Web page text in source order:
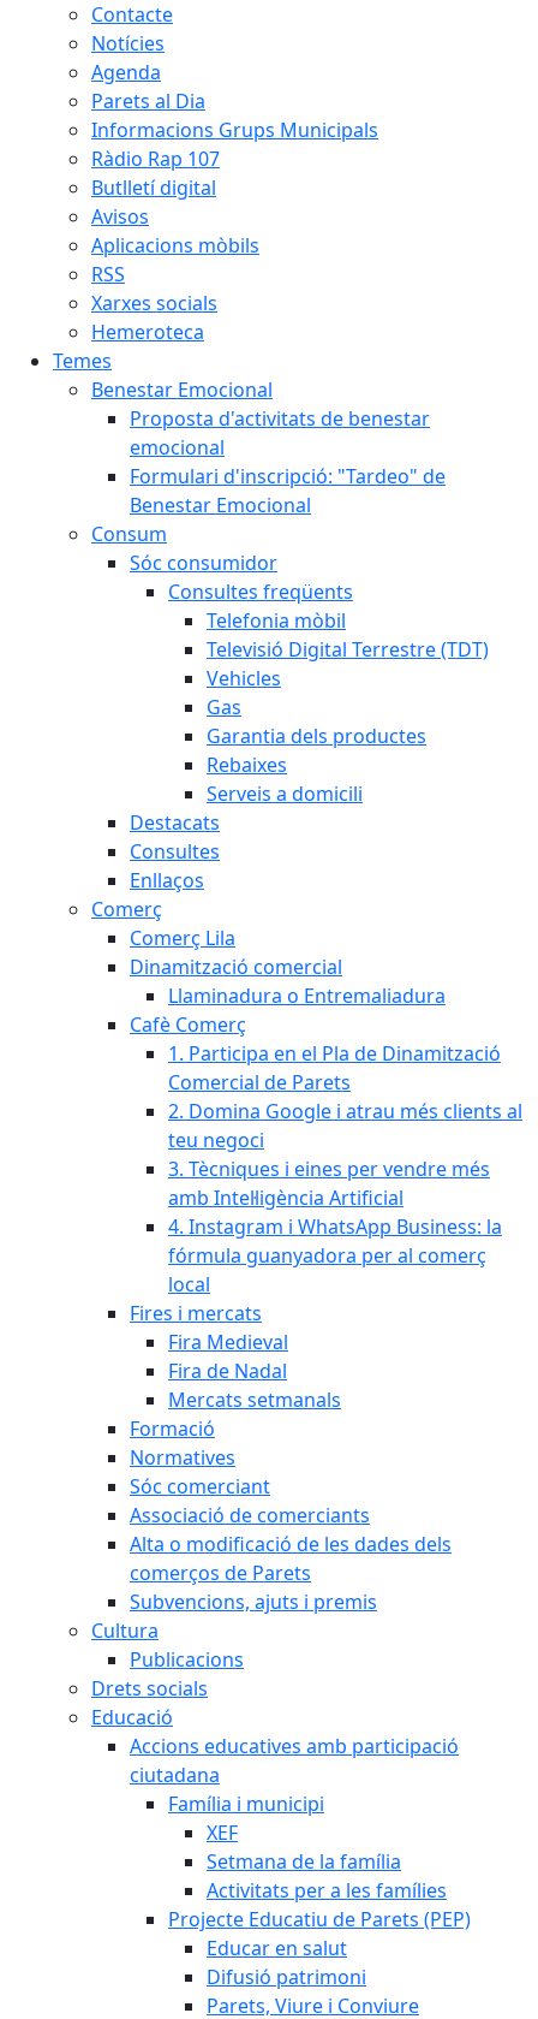
Contacte
Notícies
Agenda
Parets al Dia
Informacions Grups Municipals
Ràdio Rap 107
Butlletí digital
Avisos
Aplicacions mòbils
RSS
Xarxes socials
Hemeroteca
Temes
Benestar Emocional
Proposta d'activitats de benestar
emocional
Formulari d'inscripció: "Tardeo" de
Benestar Emocional
Consum
Sóc consumidor
Consultes freqüents
Telefonia mòbil
Televisió Digital Terrestre (TDT)
Vehicles
Gas
Garantia dels productes
Rebaixes
Serveis a domicili
Destacats
Consultes
Enllaços
Comerç
Comerç Lila
Dinamització comercial
Llaminadura o Entremaliadura
Cafè Comerç
1. Participa en el Pla de Dinamització
Comercial de Parets
2. Domina Google i atrau més clients al
teu negoci
3. Tècniques i eines per vendre més
amb Intel·ligència Artificial
4. Instagram i WhatsApp Business: la
fórmula guanyadora per al comerç
local
Fires i mercats
Fira Medieval
Fira de Nadal
Mercats setmanals
Formació
Normatives
Sóc comerciant
Associació de comerciants
Alta o modificació de les dades dels
comerços de Parets
Subvencions, ajuts i premis
Cultura
Publicacions
Drets socials
Educació
Accions educatives amb participació
ciutadana
Família i municipi
XEF
Setmana de la família
Activitats per a les famílies
Projecte Educatiu de Parets (PEP)
Educar en salut
Difusió patrimoni
Parets, Viure i Conviure